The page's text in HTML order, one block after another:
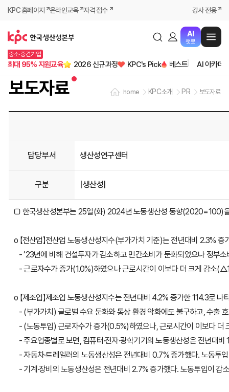
KPC 홈페이지 온라인교육 자격 접수 강사 전용
AI
챗봇
중소·중견기업
최대 95% 지원교육 2026 신규과정 KPC's Pick 베스트 AI 아카데
home KPC소개 PR 보도자료
보도자료
담당부서 생산성연구센터
구분 |생산성|
□ 한국생산성본부는 25일(화) 2024년 노동생산성 동향(2020=100)
o 【전산업】전산업 노동생산성지수(부가가치 기준)는 전년대비 2.3%
- ’23년에 비해 건설투자가 감소하고 민간소비가 둔화되었으나 정부
- 근로자수가 증가(1.0%)하였으나 근로시간이 이보다 더 크게 감소
o 【제조업】제조업 노동생산성지수는 전년대비 4.2% 증가한 114.3로
- (부가가치) 글로벌 수요 둔화와 통상 환경 악화에도 불구하고, 수출
- (노동투입) 근로자수가 증가(0.5%)하였으나, 근로시간이 이보다
- 주요업종별로 보면, 컴퓨터·전자·광학기기의 노동생산성은 전년
- 자동차·트레일러의 노동생산성은 전년대비 0.7% 증가했다. 노동
- 기계·장비의 노동생산성은 전년대비 2.7% 증가했다. 노동투입이